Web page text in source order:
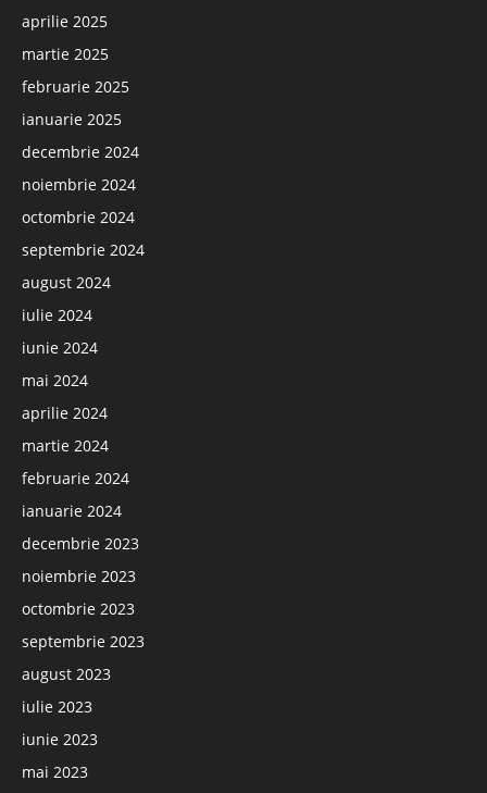
aprilie 2025
martie 2025
februarie 2025
ianuarie 2025
decembrie 2024
noiembrie 2024
octombrie 2024
septembrie 2024
august 2024
iulie 2024
iunie 2024
mai 2024
aprilie 2024
martie 2024
februarie 2024
ianuarie 2024
decembrie 2023
noiembrie 2023
octombrie 2023
septembrie 2023
august 2023
iulie 2023
iunie 2023
mai 2023